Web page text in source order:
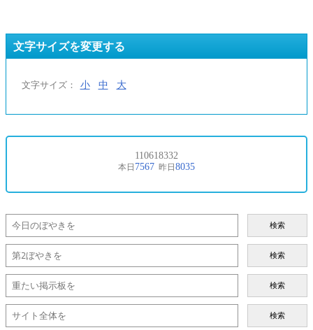
文字サイズを変更する
文字サイズ： 小 中 大
検索
検索
検索
検索